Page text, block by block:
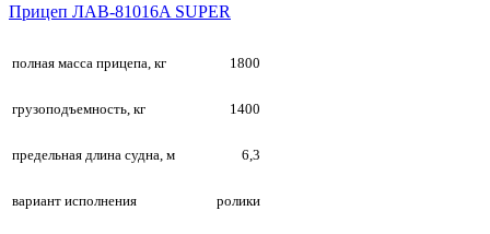
Прицеп ЛАВ-81016A SUPER
полная масса прицепа, кг 1800
грузоподъемность, кг 1400
предельная длина судна, м 6,3
вариант исполнения ролики